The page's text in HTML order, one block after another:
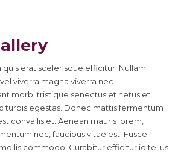
quis erat scelerisque efficitur. Nullam
viverra magna viverra nec.
morbi tristique senectus et netus et
turpis egestas. Donec mattis fermentum
convallis et. Aenean mauris lorem,
nec, faucibus vitae est. Fusce
commodo. Curabitur efficitur id tellus